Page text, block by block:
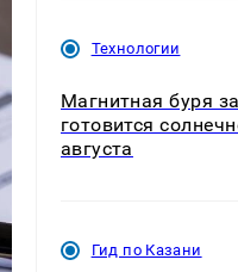
Технологии
Магнитная буря
готовится
августа
Гид по Казани